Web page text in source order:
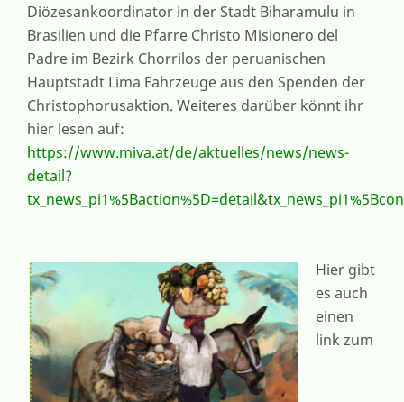
Diözesankoordinator in der Stadt Biharamulu in
Brasilien und die Pfarre Christo Misionero del
Padre im Bezirk Chorrilos der peruanischen
Hauptstadt Lima Fahrzeuge aus den Spenden der
Christophorusaktion. Weiteres darüber könnt ihr
hier lesen auf:
https://www.miva.at/de/aktuelles/news/news-
detail?
Hier gibt
es auch
einen
link zum